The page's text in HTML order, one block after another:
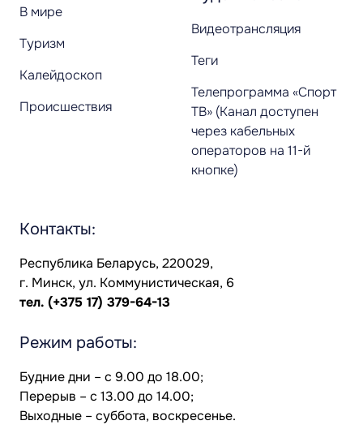
В мире
Туризм
Калейдоскоп
Происшествия
Видеотрансляция
Теги
Телепрограмма «Спорт
ТВ» (Канал доступен
через кабельных
операторов на 11-й
кнопке)
Контакты:
Республика Беларусь, 220029,
г. Минск, ул. Коммунистическая, 6
тел. (+375 17) 379-64-13
Режим работы:
Будние дни – с 9.00 до 18.00;
Перерыв – с 13.00 до 14.00;
Выходные – суббота, воскресенье.